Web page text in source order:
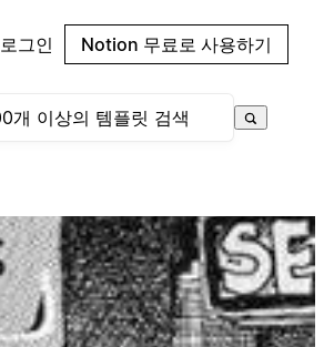
로그인 Notion 무료로 사용하기